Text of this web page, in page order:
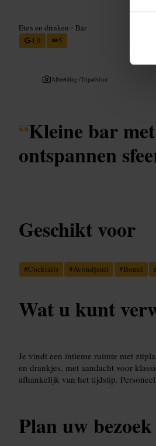
Eten en drinken • Bar
4,9
5
Afbeelding /Tripadvisor
“Kleine bar
ontspannen
Geschikt voor
#Cocktails #Avondjeuit #Borrel
Wat u kunt
Je vindt een intieme ruimte met
en drankjes, met aandacht voor
afhankelijk van het tijdstip.
Plan uw bezoek